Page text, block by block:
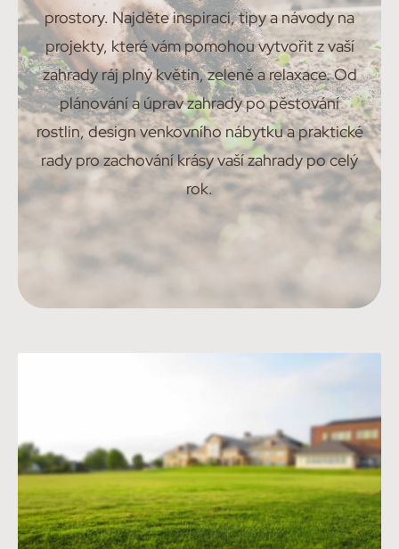
prostory. Najděte inspiraci, tipy a návody na
projekty, které vám pomohou vytvořit z vaší
zahrady ráj plný květin, zeleně a relaxace. Od
plánování a úprav zahrady po pěstování
rostlin, design venkovního nábytku a praktické
rady pro zachování krásy vaší zahrady po celý
rok.